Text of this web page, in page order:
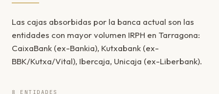
Las cajas absorbidas por la banca actual son las
entidades con mayor volumen IRPH en Tarragona:
CaixaBank (ex-Bankia), Kutxabank (ex-
BBK/Kutxa/Vital), Ibercaja, Unicaja (ex-Liberbank).
8 ENTIDADES